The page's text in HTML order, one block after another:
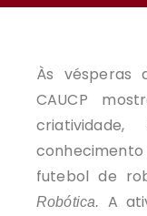
Às vésperas
CAUCP
futebol de
Robótica. A